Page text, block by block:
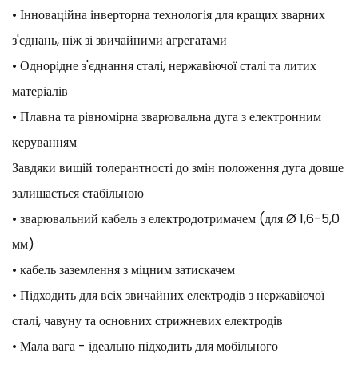
• Інноваційна інверторна технологія для кращих зварних
з'єднань, ніж зі звичайними агрегатами
• Однорідне з'єднання сталі, нержавіючої сталі та литих
матеріалів
• Плавна та рівномірна зварювальна дуга з електронним
керуванням
Завдяки вищій толерантності до змін положення дуга довше
залишається стабільною
• зварювальний кабель з електродотримачем (для Ø 1,6-5,0
мм)
• кабель заземлення з міцним затискачем
• Підходить для всіх звичайних електродів з нержавіючої
сталі, чавуну та основних стрижневих електродів
• Мала вага - ідеально підходить для мобільного